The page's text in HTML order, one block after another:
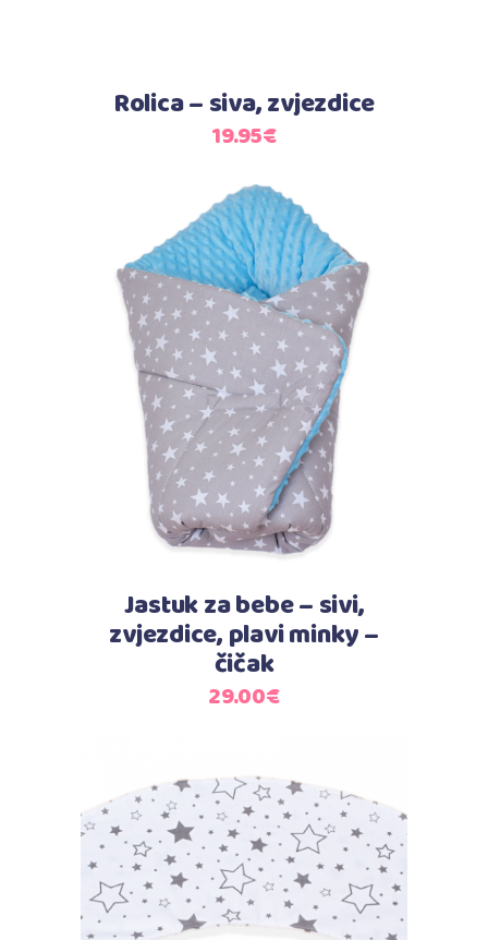
Rolica – siva, zvjezdice
19.95€
Dodaj u košaricu
Jastuk za bebe – sivi,
zvjezdice, plavi minky –
čičak
29.00€
Dodaj u košaricu